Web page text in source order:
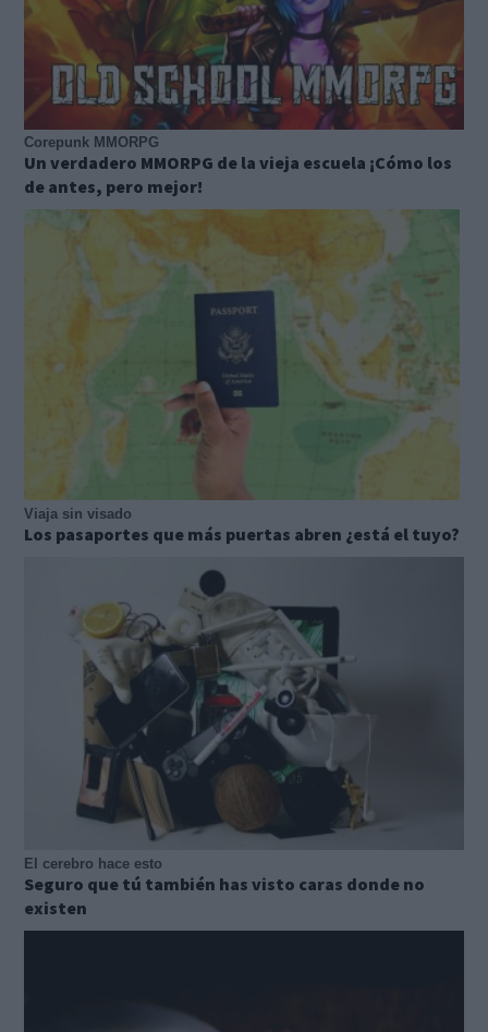
Corepunk MMORPG
Un verdadero MMORPG de la vieja escuela ¡Cómo los
de antes, pero mejor!
Viaja sin visado
Los pasaportes que más puertas abren ¿está el tuyo?
El cerebro hace esto
Seguro que tú también has visto caras donde no
existen